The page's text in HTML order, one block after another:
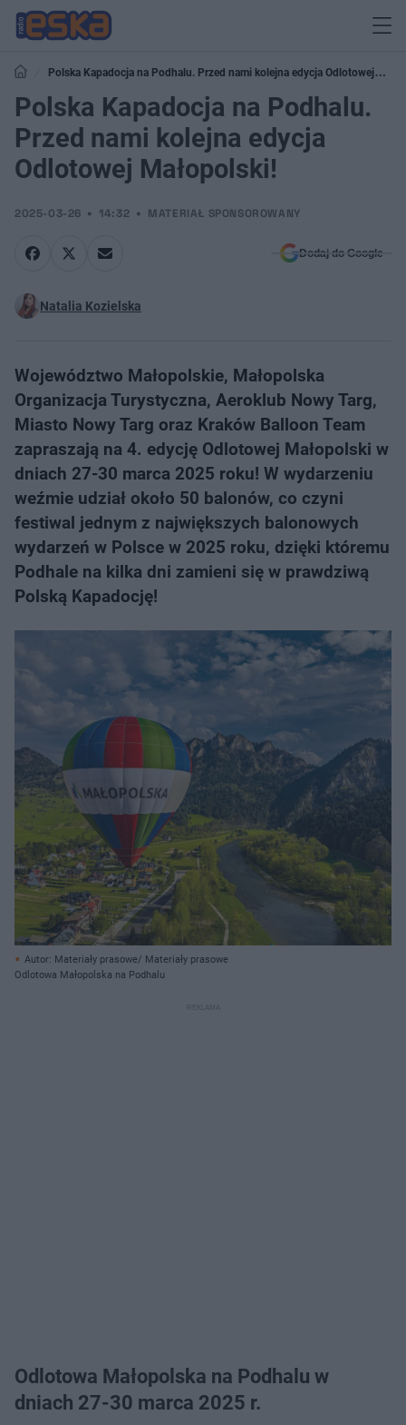
Polska Kapadocja na Podhalu. Przed nami kolejna edycja Odlotowej
Małopolski!
Polska Kapadocja na Podhalu.
Przed nami kolejna edycja
Odlotowej Małopolski!
2025-03-26 14:32 MATERIAŁ SPONSOROWANY
Dodaj do Google
Natalia Kozielska
Województwo Małopolskie, Małopolska
Organizacja Turystyczna, Aeroklub Nowy Targ,
Miasto Nowy Targ oraz Kraków Balloon Team
zapraszają na 4. edycję Odlotowej Małopolski w
dniach 27-30 marca 2025 roku! W wydarzeniu
weźmie udział około 50 balonów, co czyni
festiwal jednym z największych balonowych
wydarzeń w Polsce w 2025 roku, dzięki któremu
Podhale na kilka dni zamieni się w prawdziwą
Polską Kapadocję!
Autor: Materiały prasowe/ Materiały prasowe
Odlotowa Małopolska na Podhalu
Odlotowa Małopolska na Podhalu w
dniach 27-30 marca 2025 r.